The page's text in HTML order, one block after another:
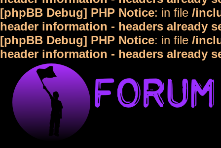
[phpBB Debug] PHP Notice: in file /
header information - headers already
[phpBB Debug] PHP Notice: in file /
header information - headers already